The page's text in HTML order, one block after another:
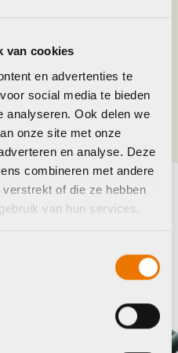
van cookies
en advertenties te
social media te bieden
analyseren. Ook delen we
onze site met onze
en analyse. Deze
combineren met andere
of die ze hebben
van hun services.
Zwart